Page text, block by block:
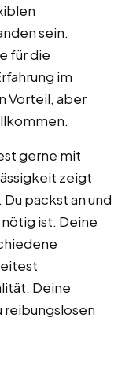
sein.
für die
im
Vorteil, aber
gerne mit
zeigt
packst an und
ist. Deine
Deine